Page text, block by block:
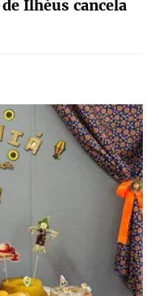
Ilhéus cancela